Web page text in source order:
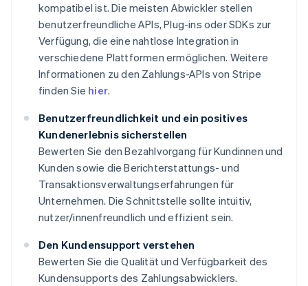
kompatibel ist. Die meisten Abwickler stellen
benutzerfreundliche APIs, Plug-ins oder SDKs zur
Verfügung, die eine nahtlose Integration in
verschiedene Plattformen ermöglichen. Weitere
Informationen zu den Zahlungs-APIs von Stripe
finden Sie hier.
Benutzerfreundlichkeit und ein positives
Kundenerlebnis sicherstellen
Bewerten Sie den Bezahlvorgang für Kundinnen und
Kunden sowie die Berichterstattungs- und
Transaktionsverwaltungserfahrungen für
Unternehmen. Die Schnittstelle sollte intuitiv,
nutzer/innenfreundlich und effizient sein.
Den Kundensupport verstehen
Bewerten Sie die Qualität und Verfügbarkeit des
Kundensupports des Zahlungsabwicklers.